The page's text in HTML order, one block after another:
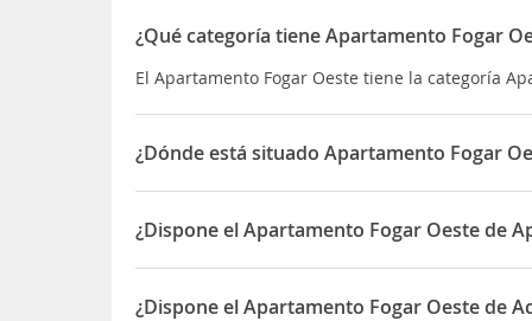
¿Qué categoría tiene Apartamento Fogar
El Apartamento Fogar Oeste tiene la categoría
¿Dónde está situado Apartamento Fogar
El Apartamento Fogar Oeste está situado en Rúa
¿Dispone el Apartamento Fogar Oeste de
Sí, el Apartamento Fogar Oeste dispone de
¿Dispone el Apartamento Fogar Oeste de